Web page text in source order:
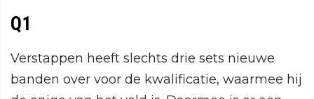
Q1
Verstappen heeft slechts drie sets nieuwe
banden over voor de kwalificatie, waarmee hij